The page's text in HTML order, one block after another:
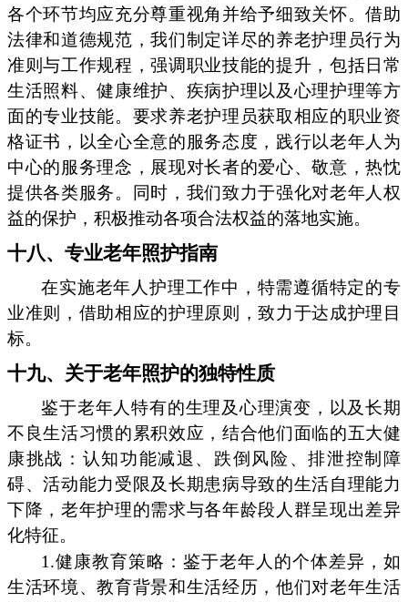
各个环节均应充分尊重视角并给予细致关怀。借助
法律和道德规范，我们制定详尽的养老护理员行为
准则与工作规程，强调职业技能的提升，包括日常
生活照料、健康维护、疾病护理以及心理护理等方
面的专业技能。要求养老护理员获取相应的职业资
格证书，以全心全意的服务态度，践行以老年人为
中心的服务理念，展现对长者的爱心、敬意，热忱
提供各类服务。同时，我们致力于强化对老年人权
益的保护，积极推动各项合法权益的落地实施。
十八、专业老年照护指南
在实施老年人护理工作中，特需遵循特定的专
业准则，借助相应的护理原则，致力于达成护理目
标。
十九、关于老年照护的独特性质
鉴于老年人特有的生理及心理演变，以及长期
不良生活习惯的累积效应，结合他们面临的五大健
康挑战：认知功能减退、跌倒风险、排泄控制障
碍、活动能力受限及长期患病导致的生活自理能力
下降，老年护理的需求与各年龄段人群呈现出差异
化特征。
1.健康教育策略：鉴于老年人的个体差异，如
生活环境、教育背景和生活经历，他们对老年生活